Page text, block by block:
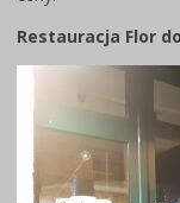
Restauracja Flor